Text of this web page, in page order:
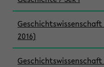
Geschichtswissenschaft
2016)
Geschichtswissenschaft